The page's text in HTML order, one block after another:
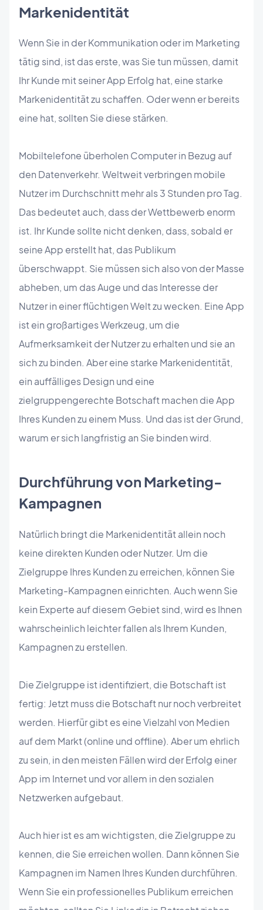
Markenidentität
Wenn Sie in der Kommunikation oder im Marketing
tätig sind, ist das erste, was Sie tun müssen, damit
Ihr Kunde mit seiner App Erfolg hat, eine starke
Markenidentität zu schaffen. Oder wenn er bereits
eine hat, sollten Sie diese stärken.
Mobiltelefone überholen Computer in Bezug auf
den Datenverkehr. Weltweit verbringen mobile
Nutzer im Durchschnitt mehr als 3 Stunden pro Tag.
Das bedeutet auch, dass der Wettbewerb enorm
ist. Ihr Kunde sollte nicht denken, dass, sobald er
seine App erstellt hat, das Publikum
überschwappt. Sie müssen sich also von der Masse
abheben, um das Auge und das Interesse der
Nutzer in einer flüchtigen Welt zu wecken. Eine App
ist ein großartiges Werkzeug, um die
Aufmerksamkeit der Nutzer zu erhalten und sie an
sich zu binden. Aber eine starke Markenidentität,
ein auffälliges Design und eine
zielgruppengerechte Botschaft machen die App
Ihres Kunden zu einem Muss. Und das ist der Grund,
warum er sich langfristig an Sie binden wird.
Durchführung von Marketing-
Kampagnen
Natürlich bringt die Markenidentität allein noch
keine direkten Kunden oder Nutzer. Um die
Zielgruppe Ihres Kunden zu erreichen, können Sie
Marketing-Kampagnen einrichten. Auch wenn Sie
kein Experte auf diesem Gebiet sind, wird es Ihnen
wahrscheinlich leichter fallen als Ihrem Kunden,
Kampagnen zu erstellen.
Die Zielgruppe ist identifiziert, die Botschaft ist
fertig: Jetzt muss die Botschaft nur noch verbreitet
werden. Hierfür gibt es eine Vielzahl von Medien
auf dem Markt (online und offline). Aber um ehrlich
zu sein, in den meisten Fällen wird der Erfolg einer
App im Internet und vor allem in den sozialen
Netzwerken aufgebaut.
Auch hier ist es am wichtigsten, die Zielgruppe zu
kennen, die Sie erreichen wollen. Dann können Sie
Kampagnen im Namen Ihres Kunden durchführen.
Wenn Sie ein professionelles Publikum erreichen